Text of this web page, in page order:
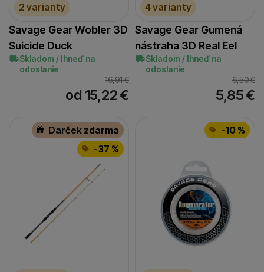
2 varianty
Savage Gear Wobler 3D
Suicide Duck
Skladom / Ihneď na
odoslanie
16,91€
od 15,22€
4 varianty
Savage Gear Gumená
nástraha 3D Real Eel
Skladom / Ihneď na
odoslanie
6,50€
5,85€
Darček zdarma
-37 %
-10 %